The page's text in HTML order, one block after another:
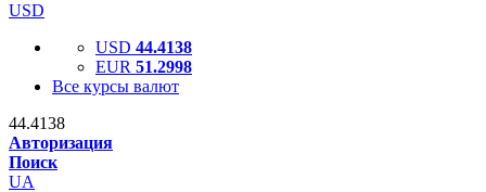
USD
USD 44.4138
EUR 51.2998
Все курсы валют
44.4138
Авторизация
Поиск
UA